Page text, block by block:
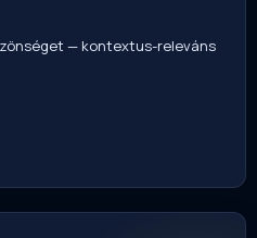
— kontextus-releváns